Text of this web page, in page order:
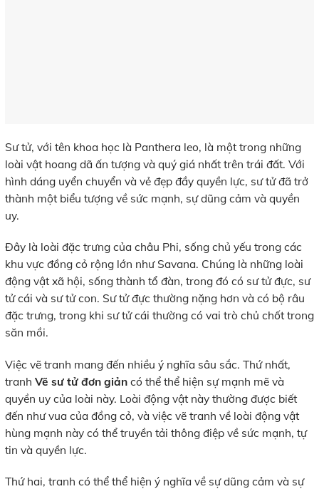
Sư tử, với tên khoa học là Panthera leo, là một trong những
loài vật hoang dã ấn tượng và quý giá nhất trên trái đất. Với
hình dáng uyển chuyển và vẻ đẹp đầy quyền lực, sư tử đã trở
thành một biểu tượng về sức mạnh, sự dũng cảm và quyền
uy.
Đây là loài đặc trưng của châu Phi, sống chủ yếu trong các
khu vực đồng cỏ rộng lớn như Savana. Chúng là những loài
động vật xã hội, sống thành tổ đàn, trong đó có sư tử đực, sư
tử cái và sư tử con. Sư tử đực thường nặng hơn và có bộ râu
đặc trưng, trong khi sư tử cái thường có vai trò chủ chốt trong
săn mồi.
Việc vẽ tranh mang đến nhiều ý nghĩa sâu sắc. Thứ nhất,
tranh Vẽ sư tử đơn giản có thể thể hiện sự mạnh mẽ và
quyền uy của loài này. Loài động vật này thường được biết
đến như vua của đồng cỏ, và việc vẽ tranh về loài động vật
hùng mạnh này có thể truyền tải thông điệp về sức mạnh, tự
tin và quyền lực.
Thứ hai, tranh có thể thể hiện ý nghĩa về sự dũng cảm và sự